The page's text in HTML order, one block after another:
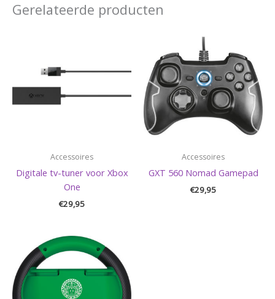
Gerelateerde producten
Accessoires
Digitale tv-tuner voor Xbox
One
€29,95
Accessoires
GXT 560 Nomad Gamepad
€29,95